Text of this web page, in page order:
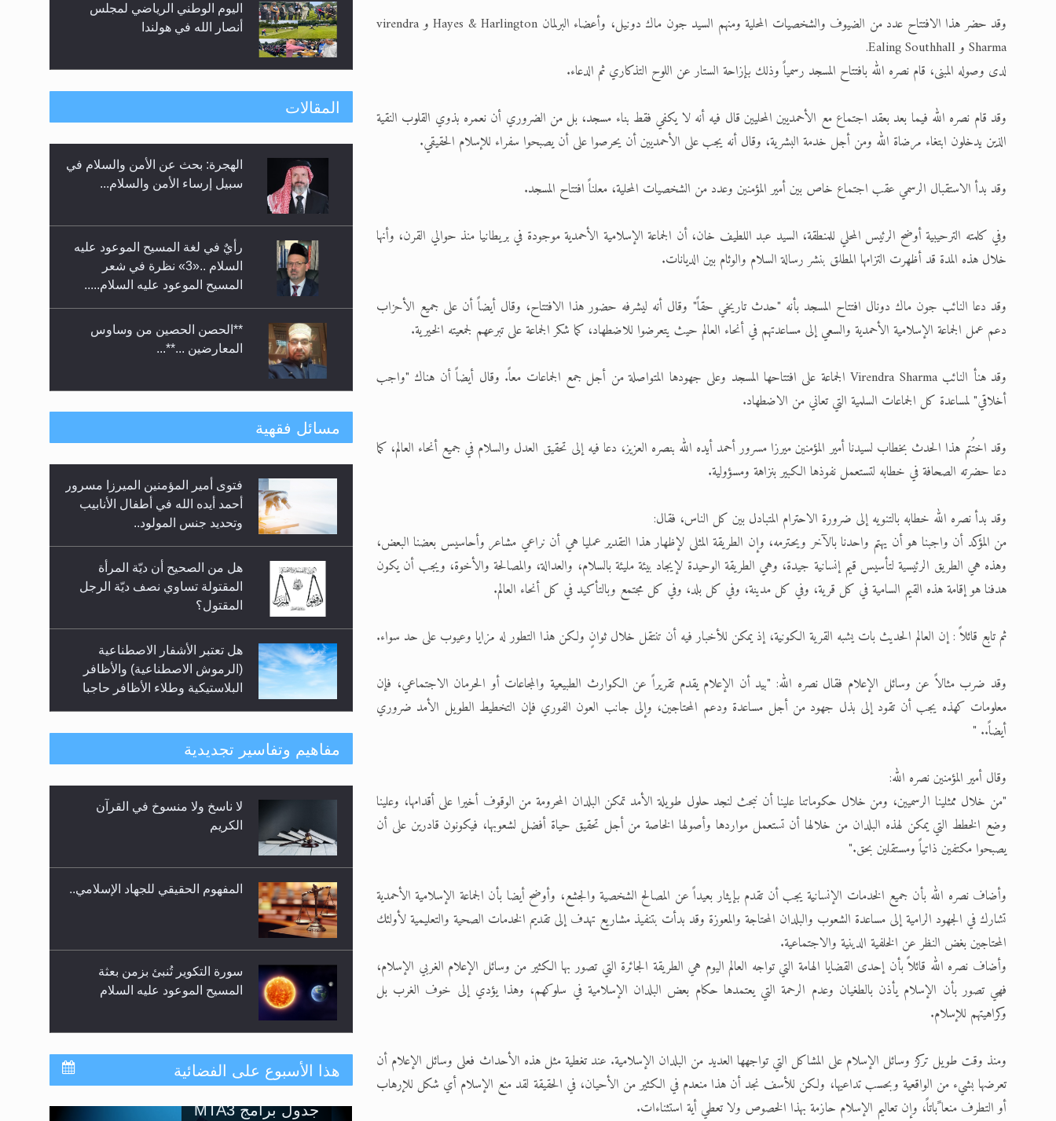
وقد حضر هذا الافتتاح عدد من الضيوف والشخصيات المحلية ومنهم السيد جون ماك دونيل، وأعضاء البرلمان Hayes & Harlington و virendra
Sharma و Ealing Southhall.
لدى وصوله المبنى، قام نصره الله بافتتاح المسجد رسمياً وذلك بإزاحة الستار عن اللوح التذكاري ثم الدعاء.
وقد قام نصره الله فيما بعد بعقد اجتماع مع الأحمديين المحليين قال فيه أنه لا يكفي فقط بناء مسجد، بل من الضروري أن نعمره بذوي القلوب النقية
الذين يدخلون ابتغاء مرضاة الله ومن أجل خدمة البشرية، وقال أنه يجب على الأحمديين أن يحرصوا على أن يصبحوا سفراء للإسلام الحقيقي.
وقد بدأ الاستقبال الرسمي عقب اجتماع خاص بين أمير المؤمنين وعدد من الشخصيات المحلية، معلناً افتتاح المسجد.
وفي كلمته الترحيبية أوضح الرئيس المحلي للمنطقة، السيد عبد اللطيف خان، أن الجماعة الإسلامية الأحمدية موجودة في بريطانيا منذ حوالي القرن، وأنها
خلال هذه المدة قد أظهرت التزامها المطلق بنشر رسالة السلام والوئام بين الديانات.
وقد دعا النائب جون ماك دونال افتتاح المسجد بأنه "حدث تاريخي حقاً" وقال أنه ليشرفه حضور هذا الافتتاح، وقال أيضاً أن على جميع الأحزاب
دعم عمل الجماعة الإسلامية الأحمدية والسعي إلى مساعدتهم في أنحاء العالم حيث يتعرضوا للاضطهاد، كما شكر الجماعة على تبرعهم لجمعيته الخيرية.
وقد هنأ النائب Virendra Sharma الجماعة على افتتاحها المسجد وعلى جهودها المتواصلة من أجل جمع الجماعات معاً. وقال أيضاً أن هناك "واجب
أخلاقي" لمساعدة كل الجماعات السلمية التي تعاني من الاضطهاد.
وقد اختُتم هذا الحدث بخطاب لسيدنا أمير المؤمنين ميرزا مسرور أحمد أيده الله بنصره العزيز، دعا فيه إلى تحقيق العدل والسلام في جميع أنحاء العالم، كما
دعا حضرته الصحافة في خطابه لتستعمل نفوذها الكبير بنزاهة ومسؤولية.
وقد بدأ نصره الله خطابه بالتنويه إلى ضرورة الاحترام المتبادل بين كل الناس، فقال:
من المؤكد أن واجبنا هو أن يهتم واحدنا بالآخر ويحترمه، وإن الطريقة المثلى لإظهار هذا التقدير عمليا هي أن نراعي مشاعر وأحاسيس بعضنا البعض،
وهذه هي الطريق الرئيسية لتأسيس قيم إنسانية جيدة، وهي الطريقة الوحيدة لإيجاد بيئة مليئة بالسلام، والعدالة، والمصالحة والأخوة، ويجب أن يكون
هدفنا هو إقامة هذه القيم السامية في كل قرية، وفي كل مدينة، وفي كل بلد، وفي كل مجتمع وبالتأكيد في كل أنحاء العالم.
ثم تابع قائلاً : إن العالم الحديث بات يشبه القرية الكونية، إذ يمكن للأخبار فيه أن تنتقل خلال ثوانٍ ولكن هذا التطور له مزايا وعيوب على حد سواء.
وقد ضرب مثالاً عن وسائل الإعلام فقال نصره الله: "بيد أن الإعلام يقدم تقريراً عن الكوارث الطبيعية والمجاعات أو الحرمان الاجتماعي، فإن
معلومات كهذه يجب أن تقود إلى بذل جهود من أجل مساعدة ودعم المحتاجين، وإلى جانب العون الفوري فإن التخطيط الطويل الأمد ضروري
أيضاً.. "
وقال أمير المؤمنين نصره الله:
"من خلال ممثلينا الرسميين، ومن خلال حكوماتنا علينا أن نبحث لنجد حلول طويلة الأمد تمكن البلدان المحرومة من الوقوف أخيرا على أقدامها، وعلينا
وضع الخطط التي يمكن لهذه البلدان من خلالها أن تستعمل مواردها وأصولها الخاصة من أجل تحقيق حياة أفضل لشعوبها، فيكونون قادرين على أن
يصبحوا مكتفين ذاتياً ومستقلين بحق."
وأضاف نصره الله بأن جميع الخدمات الإنسانية يجب أن تقدم بإيثار بعيداً عن المصالح الشخصية والجشع، وأوضح أيضا بأن الجماعة الإسلامية الأحمدية
تشارك في الجهود الرامية إلى مساعدة الشعوب والبلدان المحتاجة والمعوزة وقد بدأت بتنفيذ مشاريع تهدف إلى تقديم الخدمات الصحية والتعليمية لأولئك
المحتاجين بغض النظر عن الخلفية الدينية والاجتماعية.
وأضاف نصره الله قائلاً بأن إحدى القضايا الهامة التي تواجه العالم اليوم هي الطريقة الجائرة التي تصور بها الكثير من وسائل الإعلام الغربي الإسلام،
فهي تصور بأن الإسلام يأذن بالطغيان وعدم الرحمة التي يعتمدها حكام بعض البلدان الإسلامية في سلوكهم، وهذا يؤدي إلى خوف الغرب بل
وكراهيتهم للإسلام.
ومنذ وقت طويل تركز وسائل الإسلام على المشاكل التي تواجهها العديد من البلدان الإسلامية. عند تغطية مثل هذه الأحداث فعلى وسائل الإعلام أن
تعرضها بشيء من الواقعية وبحسب تداعيها، ولكن للأسف نجد أن هذا منعدم في الكثير من الأحيان، في الحقيقة لقد منع الإسلام أي شكل للإرهاب
أو التطرف منعا ًباتاً، وإن تعاليم الإسلام حازمة بهذا الخصوص ولا تعطي أية استثناءات.
اليوم الوطني الرياضي لمجلس
أنصار الله في هولندا
إتمام حفظ القرآن الكريم لثلاثة
حفل توزيع الشهادات في الجامعة
الأحمدية بنيجيريا لعام 2025
المقالات
الهجرة: بحث عن الأمن والسلام في
سبيل إرساء الأمن والسلام...
رأيٌ في لغة المسيح الموعود عليه
السلام ..«3» نظرة في شعر
المسيح الموعود عليه السلام.....
**الحصن الحصين من وساوس
المعارضين ...**...
متطلَّبات التّحريك الجديد...
رأيٌ في لغة المسيح الموعود عليه
السلام.. 4...
مسائل فقهية
فتوى أمير المؤمنين الميرزا مسرور
أحمد أيده الله في أطفال الأنابيب
وتحديد جنس المولود..
هل من الصحيح أن ديّة المرأة
المقتولة تساوي نصف ديّة الرجل
المقتول؟
هل تعتبر الأشفار الاصطناعية
(الرموش الاصطناعية) والأظافر
البلاستيكية وطلاء الأظافر حاجبا
هل يُحسب حول الزكاة وفق السنة
الميلادية أو الهجرية؟
هل يجوز فتح مشروع كوافير نسائي
للمحجبات وغير المحجبات؟
مفاهيم وتفاسير تجديدية
لا ناسخ ولا منسوخ في القرآن
الكريم
المفهوم الحقيقي للجهاد الإسلامي..
سورة التكوير تُنبئ بزمن بعثة
المسيح الموعود عليه السلام
حقيقة المسيح الدجال
هذا الأسبوع على الفضائية
جدول برامج MTA3